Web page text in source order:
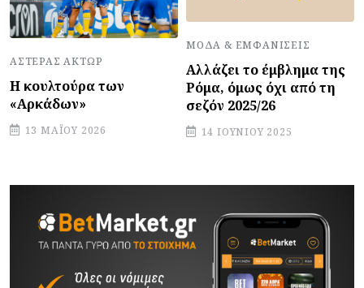
ΑΣΤΈΡΑΣ ΆΚΤΩΡ
Η κουλτούρα των
«Αρκάδων»
13 ΜΑΪ́ΟΥ 2026
ΜΌΔΑ & ΕΜΦΑΝΊΣΕΙΣ
Αλλάζει το έμβλημα της
Ρόμα, όμως όχι από τη
σεζόν 2025/26
14 ΙΟΥΝΊΟΥ 2025